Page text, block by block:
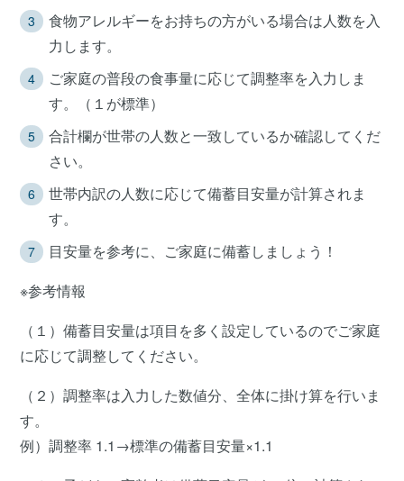
食物アレルギーをお持ちの方がいる場合は人数を入
力します。
ご家庭の普段の食事量に応じて調整率を入力しま
す。（１が標準）
合計欄が世帯の人数と一致しているか確認してくだ
さい。
世帯内訳の人数に応じて備蓄目安量が計算されま
す。
目安量を参考に、ご家庭に備蓄しましょう！
※参考情報
（１）備蓄目安量は項目を多く設定しているのでご家庭
に応じて調整してください。
（２）調整率は入力した数値分、全体に掛け算を行いま
す。
例）調整率 1.1→標準の備蓄目安量×1.1